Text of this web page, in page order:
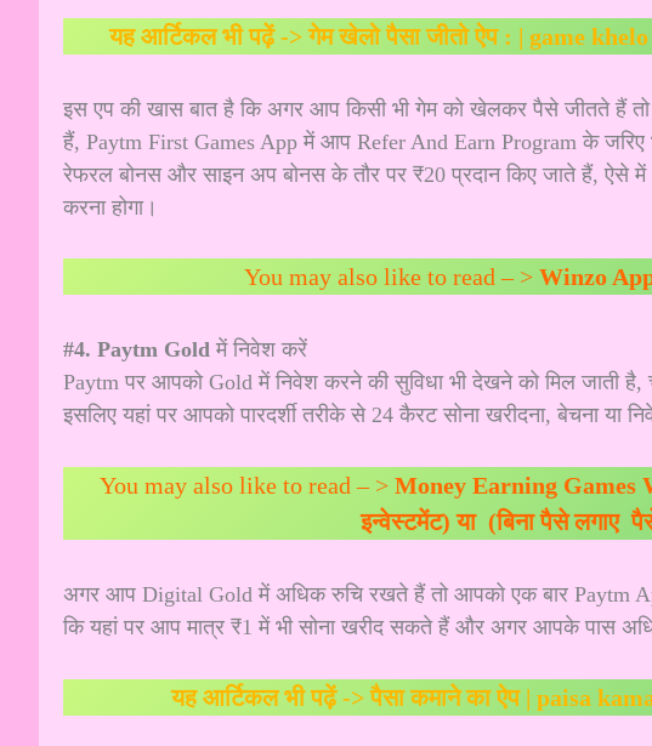
यह आर्टिकल भी पढ़ें ->गेम खेलो पैसा जीतो ऐप : | game
इस एप की खास बात है कि अगर आप किसी भी गेम को खेलकर पैसे जीतते हैं
हैं, Paytm First Games App में आप Refer And Earn Program के
रेफरल बोनस और साइन अप बोनस के तौर पर ₹20 प्रदान किए जाते हैं,
करना होगा।
You may also like to read – > Winzo
#4. Paytm Goldमें निवेश करें
Paytm पर आपको Gold में निवेश करने की सुविधा भी देखने को मिल जाती
इसलिए यहां पर आपको पारदर्शी तरीके से 24 कैरट सोना खरीदना, बेचना या
You may also like to read – > Money Earning Games
इन्वेस्टमेंट) या (बिना पैसे लगाए
अगर आप Digital Gold में अधिक रुचि रखते हैं तो आपको एक बार Paytm
कि यहां पर आप मात्र ₹1 में भी सोना खरीद सकते हैं और अगर आपके पास
यह आर्टिकल भी पढ़ें ->पैसा कमाने का ऐप | paisa